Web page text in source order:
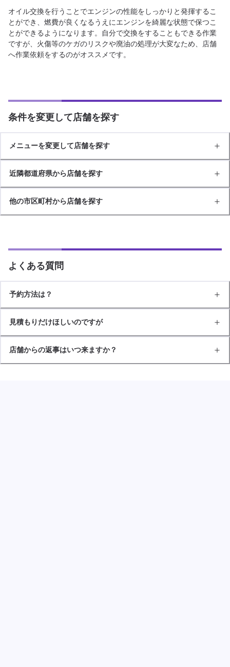
オイル交換を行うことでエンジンの性能をしっかりと発揮するこ
とができ、燃費が良くなるうえにエンジンを綺麗な状態で保つこ
とができるようになります。自分で交換をすることもできる作業
ですが、火傷等のケガのリスクや廃油の処理が大変なため、店舗
へ作業依頼をするのがオススメです。
条件を変更して店舗を探す
メニューを変更して店舗を探す
近隣都道府県から店舗を探す
他の市区町村から店舗を探す
よくある質問
予約方法は？
見積もりだけほしいのですが
店舗からの返事はいつ来ますか？